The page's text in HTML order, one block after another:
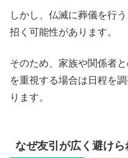
しかし、仏滅に葬儀を行
招く可能性があります。
そのため、家族や関係者
を重視する場合は日程を
ります。
なぜ友引が広く避けら